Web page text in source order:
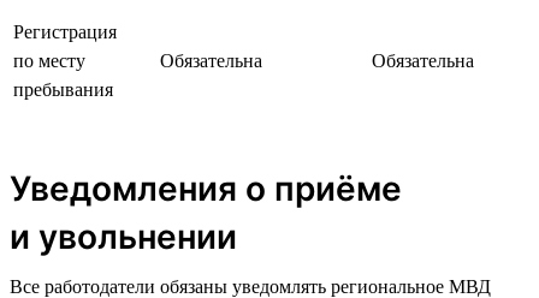
Регистрация
по месту
пребывания
Обязательна Обязательна
Уведомления о приёме
и увольнении
Все работодатели обязаны уведомлять региональное МВД